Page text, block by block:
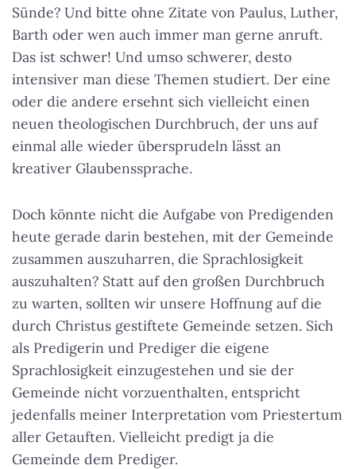
Sünde? Und bitte ohne Zitate von Paulus, Luther,
Barth oder wen auch immer man gerne anruft.
Das ist schwer! Und umso schwerer, desto
intensiver man diese Themen studiert. Der eine
oder die andere ersehnt sich vielleicht einen
neuen theologischen Durchbruch, der uns auf
einmal alle wieder übersprudeln lässt an
kreativer Glaubenssprache.
Doch könnte nicht die Aufgabe von Predigenden
heute gerade darin bestehen, mit der Gemeinde
zusammen auszuharren, die Sprachlosigkeit
auszuhalten? Statt auf den großen Durchbruch
zu warten, sollten wir unsere Hoffnung auf die
durch Christus gestiftete Gemeinde setzen. Sich
als Predigerin und Prediger die eigene
Sprachlosigkeit einzugestehen und sie der
Gemeinde nicht vorzuenthalten, entspricht
jedenfalls meiner Interpretation vom Priestertum
aller Getauften. Vielleicht predigt ja die
Gemeinde dem Prediger.